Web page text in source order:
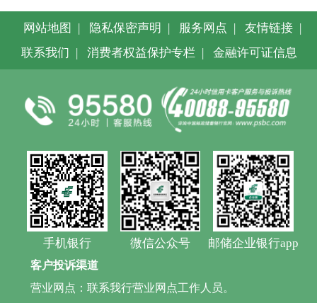
网站地图 | 隐私保密声明 | 服务网点 | 友情链接 |
联系我们 | 消费者权益保护专栏 | 金融许可证信息
手机银行 微信公众号 邮储企业银行app
客户投诉渠道
营业网点：联系我行营业网点工作人员。